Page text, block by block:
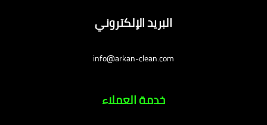
البريد الإلكتروني
info@arkan-clean.com
خدمة العملاء